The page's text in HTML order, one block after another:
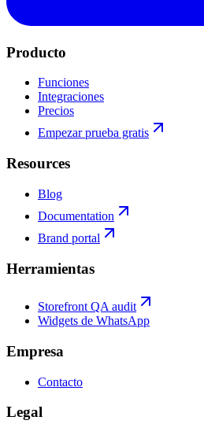
Producto
Funciones
Integraciones
Precios
Empezar prueba gratis
Resources
Blog
Documentation
Brand portal
Herramientas
Storefront QA audit
Widgets de WhatsApp
Empresa
Contacto
Legal